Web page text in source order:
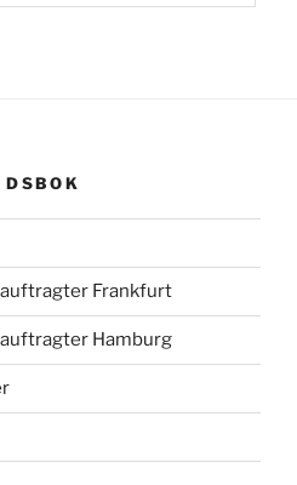
DSBOK
Frankfurt
Hamburg